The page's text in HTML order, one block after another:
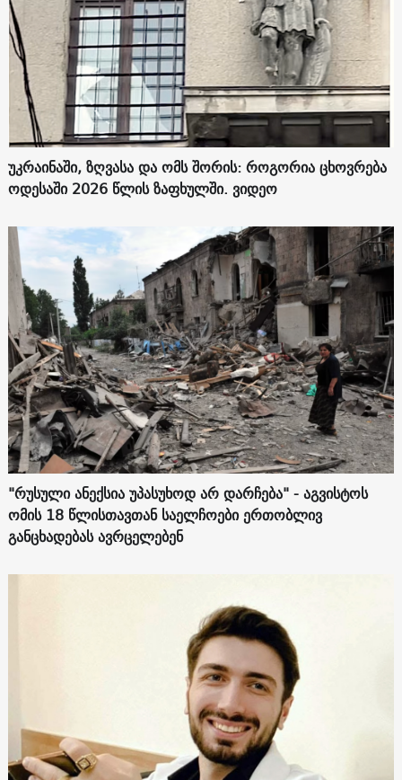
უკრაინაში, ზღვასა და ომს შორის: როგორია ცხოვრება
ოდესაში 2026 წლის ზაფხულში. ვიდეო
"რუსული ანექსია უპასუხოდ არ დარჩება" - აგვისტოს
ომის 18 წლისთავთან საელჩოები ერთობლივ
განცხადებას ავრცელებენ